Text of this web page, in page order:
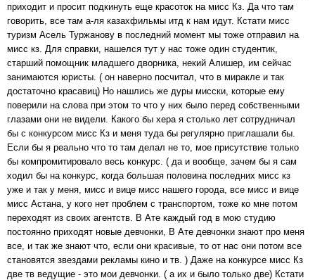
приходит и просит подкинуть еще красоток на мисс Кз. Да что там
говорить, все там а-ля казахфильмы итд к нам идут. Кстати мисс
туризм Асель Туржанову в последний момент мы тоже отправил на
мисс кз. Для справки, нашелся тут у нас тоже один студентик,
старший помощник младшего дворника, некий Алишер, им сейчас
занимаются юристы. ( он наверно посчитал, что в миракле и так
достаточно красавиц) Но нашлись же дуры мисски, которые ему
поверили на слова при этом то что у них было перед собственными
глазами они не видели. Какого бы хера я столько лет сотрудничал
бы с конкурсом мисс Кз и меня туда бы регулярно приглашали бы.
Если бы я реально что то там делал не то, мое присутствие только
бы компромитировало весь конкурс. ( да и вообще, зачем бы я сам
ходил бы на конкурс, когда большая половина последних мисс кз
уже и так у меня, мисс и вице мисс нашего города, все мисс и вице
мисс Астана, у кого нет проблем с транспортом, тоже ко мне потом
переходят из своих агентств. В Ате каждый год в мою студию
постоянно приходят новые девчонки, В Ате девчонки знают про меня
все, и так же знают что, если они красивые, то от нас они потом все
становятся звездами рекламы кино и тв. ) Даже на конкурсе мисс Кз
две тв ведущие - это мои девчонки. ( а их и было только две) Кстати